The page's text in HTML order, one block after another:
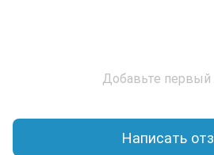
Добавьте
Написать